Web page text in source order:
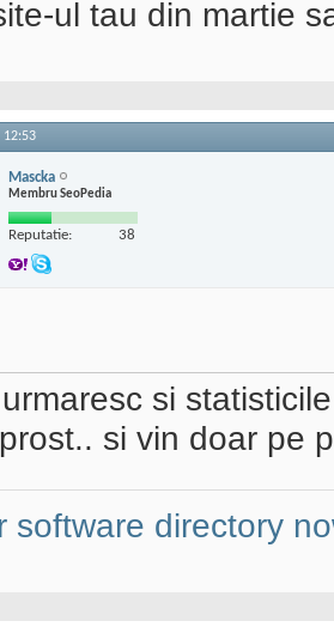
ul tau din martie
12:53
Mascka
Membru SeoPedia
Reputatie: 38
si
si vin doar pe
software directory